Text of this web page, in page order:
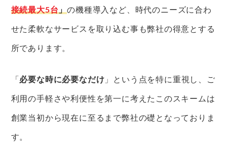
接続最大5台 」の機種導入など、時代のニーズに合わ
せた柔軟なサービスを取り込む事も弊社の得意とする
所であります。
「必要な時に必要なだけ 」という点を特に重視し、ご
利用の手軽さや利便性を第一に考えたこのスキームは
創業当初から現在に至るまで弊社の礎となっておりま
す。